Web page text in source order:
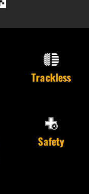
Trackless
Safety